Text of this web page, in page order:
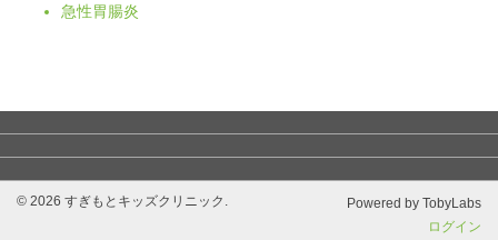
急性胃腸炎
© 2026 すぎもとキッズクリニック.
Powered by TobyLabs
ログイン